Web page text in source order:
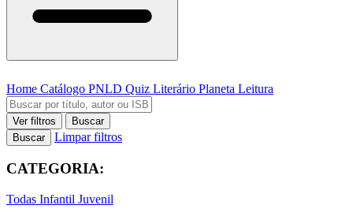
Home Catálogo PNLD Quiz Literário Planeta Leitura
Ver filtros
Buscar
Buscar
Limpar filtros
CATEGORIA:
Todas Infantil Juvenil